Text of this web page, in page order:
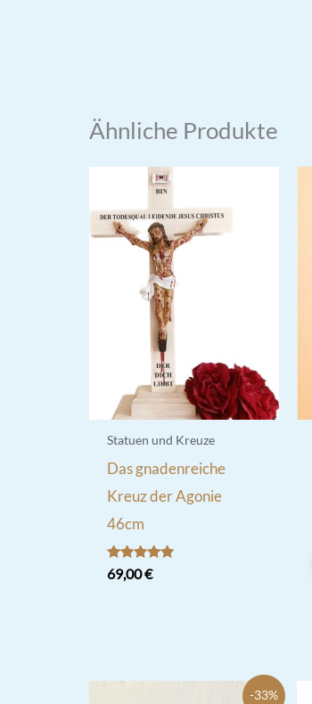
Ähnliche Produkte
Statuen und Kreuze
Das gnadenreiche
Kreuz der Agonie
46cm
Bewertet
mit
69,00€
-33%